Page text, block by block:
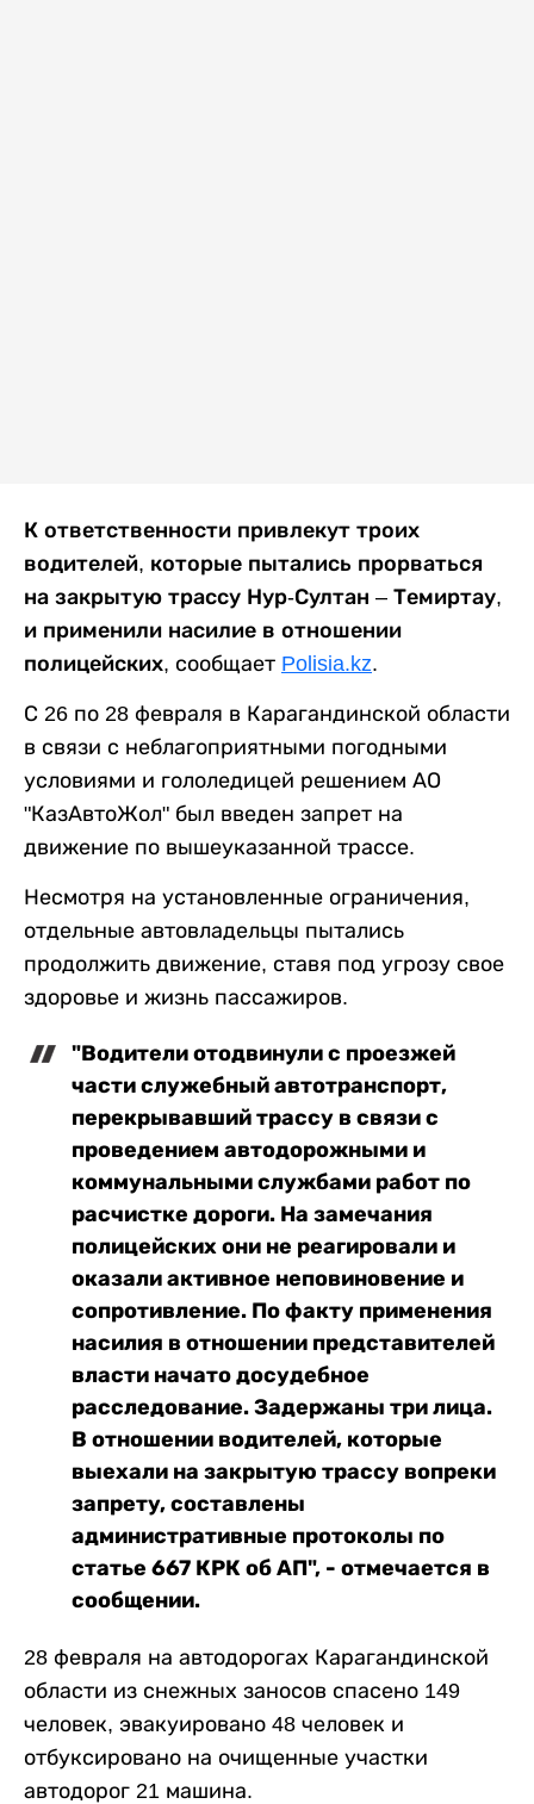
К ответственности привлекут троих
водителей, которые пытались прорваться
на закрытую трассу Нур-Султан – Темиртау,
и применили насилие в отношении
полицейских, сообщает Polisia.kz.
С 26 по 28 февраля в Карагандинской области
в связи с неблагоприятными погодными
условиями и гололедицей решением АО
"КазАвтоЖол" был введен запрет на
движение по вышеуказанной трассе.
Несмотря на установленные ограничения,
отдельные автовладельцы пытались
продолжить движение, ставя под угрозу свое
здоровье и жизнь пассажиров.
"Водители отодвинули с проезжей
части служебный автотранспорт,
перекрывавший трассу в связи с
проведением автодорожными и
коммунальными службами работ по
расчистке дороги. На замечания
полицейских они не реагировали и
оказали активное неповиновение и
сопротивление. По факту применения
насилия в отношении представителей
власти начато досудебное
расследование. Задержаны три лица.
В отношении водителей, которые
выехали на закрытую трассу вопреки
запрету, составлены
административные протоколы по
статье 667 КРК об АП", - отмечается в
сообщении.
28 февраля на автодорогах Карагандинской
области из снежных заносов спасено 149
человек, эвакуировано 48 человек и
отбуксировано на очищенные участки
автодорог 21 машина.